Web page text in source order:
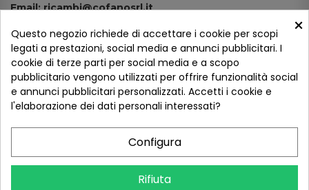
Email: ricambi@cofanosrl.it
Tel.: +39 080 44 13 478
WhatsApp: +39 334 98 51 100
Metodi di pagamento
×
Questo negozio richiede di accettare i cookie per scopi
legati a prestazioni, social media e annunci pubblicitari. I
cookie di terze parti per social media e a scopo
pubblicitario vengono utilizzati per offrire funzionalità social
e annunci pubblicitari personalizzati. Accetti i cookie e
l'elaborazione dei dati personali interessati?
Configura
Rifiuta